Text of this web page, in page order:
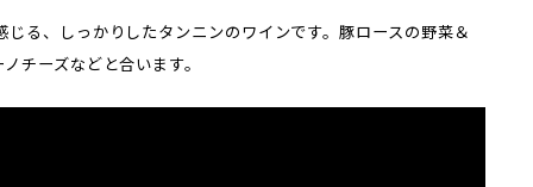
る、しっかりしたタンニンのワインです。豚ロースの野菜＆
チーズなどと合います。